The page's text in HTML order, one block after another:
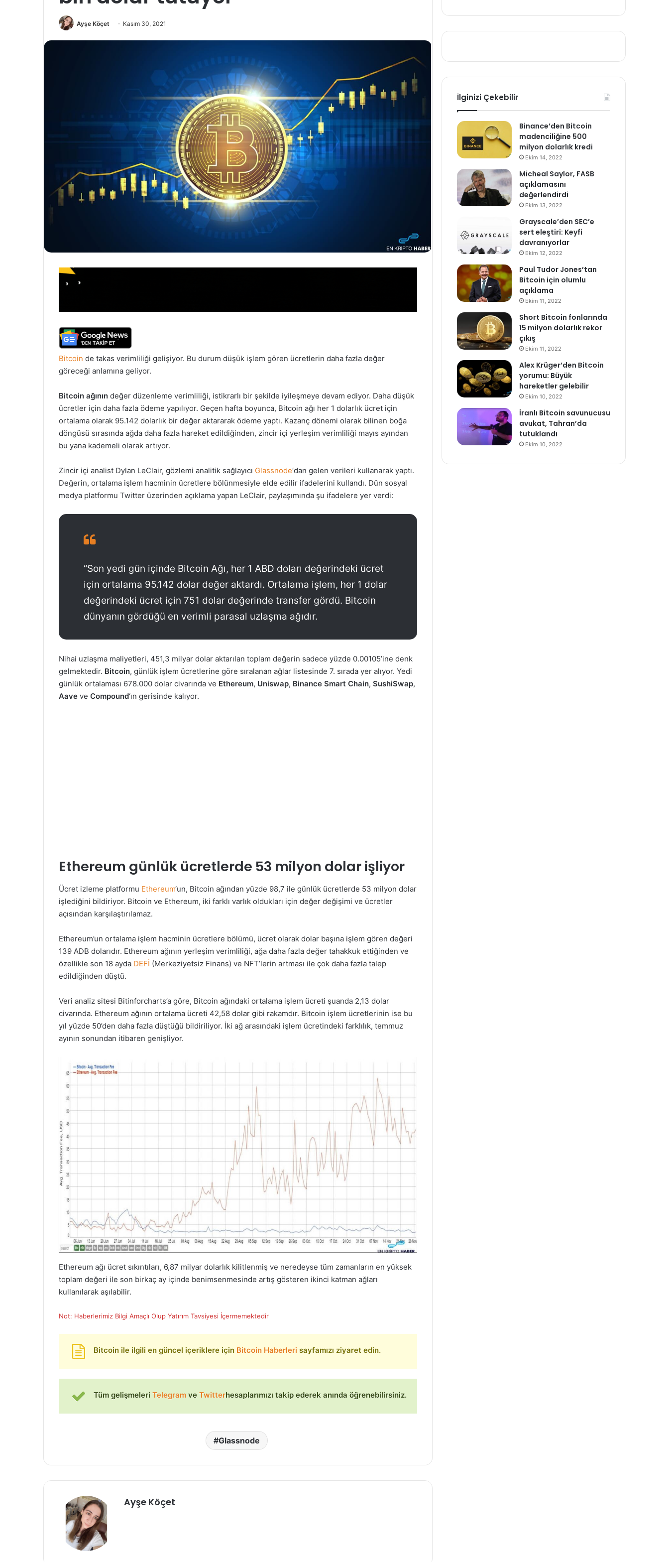
Ayşe Köçet Kasım 30, 2021
Bitcoin de takas verimliliği gelişiyor. Bu durum düşük işlem gören ücretlerin daha fazla değer
göreceği anlamına geliyor.
Bitcoin ağının değer düzenleme verimliliği, istikrarlı bir şekilde iyileşmeye devam ediyor. Daha düşük
ücretler için daha fazla ödeme yapılıyor. Geçen hafta boyunca, Bitcoin ağı her 1 dolarlık ücret için
ortalama olarak 95.142 dolarlık bir değer aktararak ödeme yaptı. Kazanç dönemi olarak bilinen boğa
döngüsü sırasında ağda daha fazla hareket edildiğinden, zincir içi yerleşim verimliliği mayıs ayından
bu yana kademeli olarak artıyor.
Zincir içi analist Dylan LeClair, gözlemi analitik sağlayıcı Glassnode‘dan gelen verileri kullanarak yaptı.
Değerin, ortalama işlem hacminin ücretlere bölünmesiyle elde edilir ifadelerini kullandı. Dün sosyal
medya platformu Twitter üzerinden açıklama yapan LeClair, paylaşımında şu ifadelere yer verdi:
“Son yedi gün içinde Bitcoin Ağı, her 1 ABD doları değerindeki ücret
için ortalama 95.142 dolar değer aktardı. Ortalama işlem, her 1 dolar
değerindeki ücret için 751 dolar değerinde transfer gördü. Bitcoin
dünyanın gördüğü en verimli parasal uzlaşma ağıdır.
Nihai uzlaşma maliyetleri, 451,3 milyar dolar aktarılan toplam değerin sadece yüzde 0.00105’ine denk
gelmektedir. Bitcoin, günlük işlem ücretlerine göre sıralanan ağlar listesinde 7. sırada yer alıyor. Yedi
günlük ortalaması 678.000 dolar civarında ve Ethereum, Uniswap, Binance Smart Chain, SushiSwap,
Aave ve Compound‘ın gerisinde kalıyor.
Ethereum günlük ücretlerde 53 milyon dolar işliyor
Ücret izleme platformu Ethereum‘un, Bitcoin ağından yüzde 98,7 ile günlük ücretlerde 53 milyon dolar
işlediğini bildiriyor. Bitcoin ve Ethereum, iki farklı varlık oldukları için değer değişimi ve ücretler
açısından karşılaştırılamaz.
Ethereum’un ortalama işlem hacminin ücretlere bölümü, ücret olarak dolar başına işlem gören değeri
139 ADB dolarıdır. Ethereum ağının yerleşim verimliliği, ağa daha fazla değer tahakkuk ettiğinden ve
özellikle son 18 ayda DEFİ (Merkeziyetsiz Finans) ve NFT’lerin artması ile çok daha fazla talep
edildiğinden düştü.
Veri analiz sitesi Bitinforcharts’a göre, Bitcoin ağındaki ortalama işlem ücreti şuanda 2,13 dolar
civarında. Ethereum ağının ortalama ücreti 42,58 dolar gibi rakamdır. Bitcoin işlem ücretlerinin ise bu
yıl yüzde 50’den daha fazla düştüğü bildiriliyor. İki ağ arasındaki işlem ücretindeki farklılık, temmuz
ayının sonundan itibaren genişliyor.
Ethereum ağı ücret sıkıntıları, 6,87 milyar dolarlık kilitlenmiş ve neredeyse tüm zamanların en yüksek
toplam değeri ile son birkaç ay içinde benimsenmesinde artış gösteren ikinci katman ağları
kullanılarak aşılabilir.
Not: Haberlerimiz Bilgi Amaçlı Olup Yatırım Tavsiyesi İçermemektedir
Bitcoin ile ilgili en güncel içeriklere için Bitcoin Haberleri sayfamızı ziyaret edin.
Tüm gelişmeleri Telegram ve Twitterhesaplarımızı takip ederek anında öğrenebilirsiniz.
Glassnode
Ayşe Köçet
İlginizi Çekebilir
Binance’den Bitcoin
madenciliğine 500
milyon dolarlık kredi
Ekim 14, 2022
Micheal Saylor, FASB
açıklamasını
değerlendirdi
Ekim 13, 2022
Grayscale’den SEC’e
sert eleştiri: Keyfi
davranıyorlar
Ekim 12, 2022
Paul Tudor Jones’tan
Bitcoin için olumlu
açıklama
Ekim 11, 2022
Short Bitcoin fonlarında
15 milyon dolarlık rekor
çıkış
Ekim 11, 2022
Alex Krüger’den Bitcoin
yorumu: Büyük
hareketler gelebilir
Ekim 10, 2022
İranlı Bitcoin savunucusu
avukat, Tahran’da
tutuklandı
Ekim 10, 2022